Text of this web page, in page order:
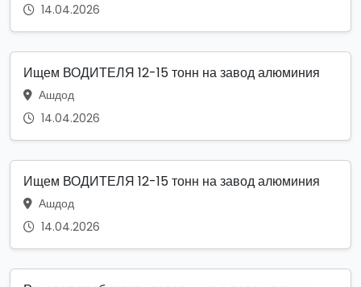
14.04.2026
Ищем ВОДИТЕЛЯ 12-15 тонн на завод алюминия
Ашдод
14.04.2026
Ищем ВОДИТЕЛЯ 12-15 тонн на завод алюминия
Ашдод
14.04.2026